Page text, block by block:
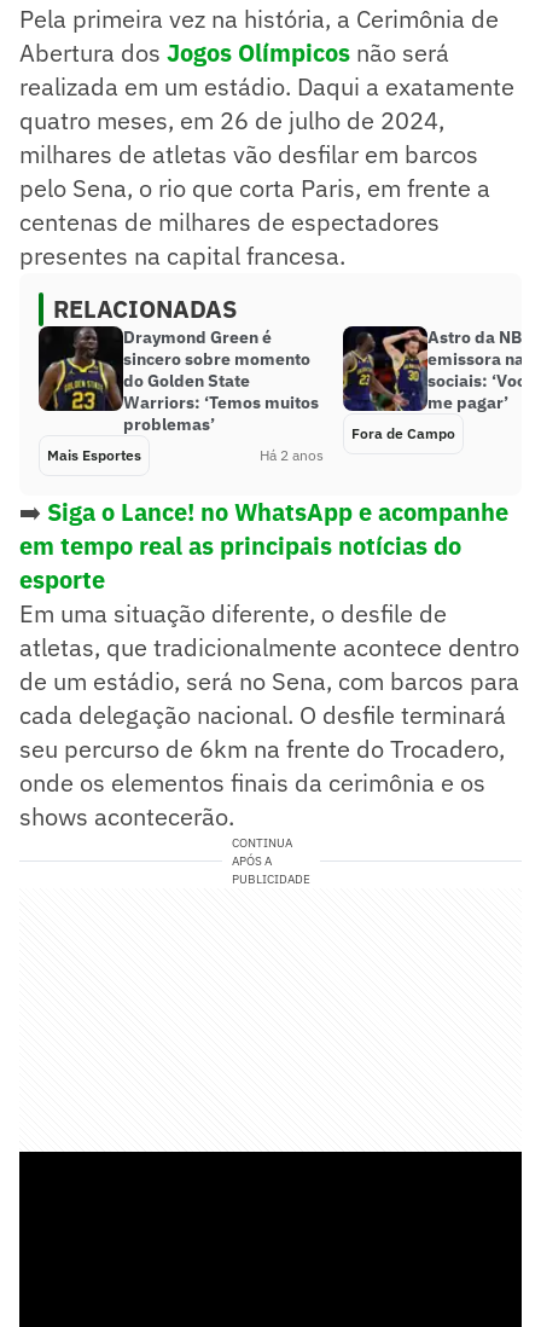
Pela primeira vez na história, a Cerimônia de
Abertura dos Jogos Olímpicos não será
realizada em um estádio. Daqui a exatamente
quatro meses, em 26 de julho de 2024,
milhares de atletas vão desfilar em barcos
pelo Sena, o rio que corta Paris, em frente a
centenas de milhares de espectadores
presentes na capital francesa.
RELACIONADAS
Draymond Green é
sincero sobre momento
do Golden State
Warriors: ‘Temos muitos
problemas’
Mais Esportes Há 2 anos
Astro da NBA
emissora nas
sociais:
me pagar’
Fora de Campo
➡️ Siga o Lance! no WhatsApp e acompanhe
em tempo real as principais notícias do
esporte
Em uma situação diferente, o desfile de
atletas, que tradicionalmente acontece dentro
de um estádio, será no Sena, com barcos para
cada delegação nacional. O desfile terminará
seu percurso de 6km na frente do Trocadero,
onde os elementos finais da cerimônia e os
shows acontecerão.
CONTINUA
APÓS A
PUBLICIDADE